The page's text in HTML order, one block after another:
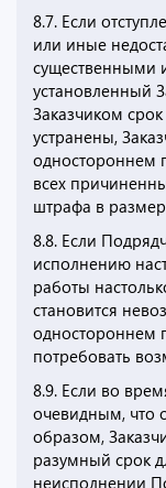
8.7. Если
или иные
существенными
установленный
Заказчиком
устранены,
одностороннем
всех
штрафа в
8.8. Если
исполнению
работы
становится
одностороннем
потребовать
8.9. Если во
очевидным, что
образом,
разумный срок
неисполнении